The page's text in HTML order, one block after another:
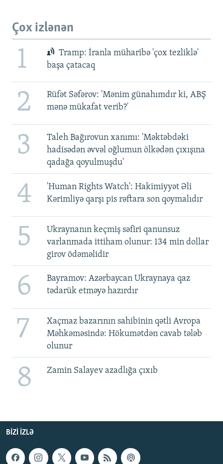
Çox izlənən
1
Tramp: İranla müharibə 'çox tezliklə'
başa çatacaq
2
Rüfət Səfərov: 'Mənim günahımdır ki, ABŞ
mənə mükafat verib?'
3
Taleh Bağırovun xanımı: 'Məktəbdəki
hadisədən əvvəl oğlumun ölkədən çıxışına
qadağa qoyulmuşdu'
4
'Human Rights Watch': Hakimiyyət Əli
Kərimliyə qarşı pis rəftara son qoymalıdır
5
Ukraynanın keçmiş səfiri qanunsuz
varlanmada ittiham olunur: 134 min dollar
girov ödəməlidir
6
Bayramov: Azərbaycan Ukraynaya qaz
tədarük etməyə hazırdır
7
Xaçmaz bazarının sahibinin qətli Avropa
Məhkəməsində: Hökumətdən cavab tələb
olunur
8 Zamin Salayev azadlığa çıxıb
BIZI IZLƏ